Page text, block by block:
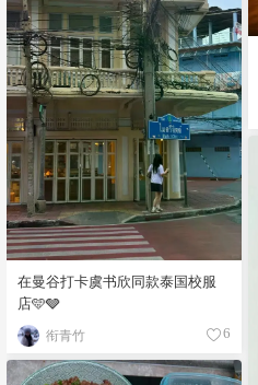
在曼谷打卡虞书欣同款泰国校服
店🩵🩶
衔青竹 6